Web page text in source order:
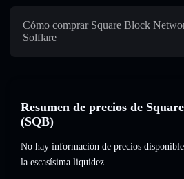
Cómo comprar Square Block
Solflare
Resumen de precios de
(SQB)
No hay información de precios
la escasísima liquidez.